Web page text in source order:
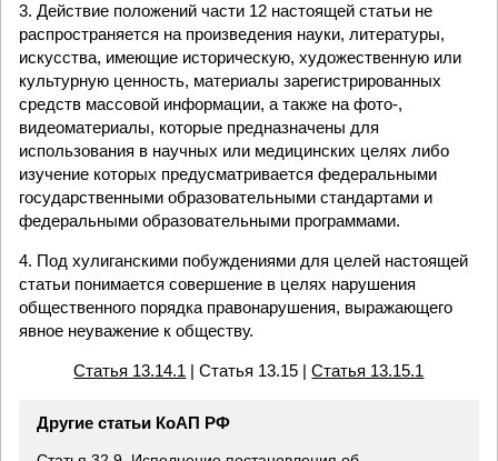
3. Действие положений части 12 настоящей статьи не
распространяется на произведения науки, литературы,
искусства, имеющие историческую, художественную или
культурную ценность, материалы зарегистрированных
средств массовой информации, а также на фото-,
видеоматериалы, которые предназначены для
использования в научных или медицинских целях либо
изучение которых предусматривается федеральными
государственными образовательными стандартами и
федеральными образовательными программами.
4. Под хулиганскими побуждениями для целей настоящей
статьи понимается совершение в целях нарушения
общественного порядка правонарушения, выражающего
явное неуважение к обществу.
Статья 13.14.1 | Статья 13.15 |Статья 13.15.1
Другие статьи КоАП РФ